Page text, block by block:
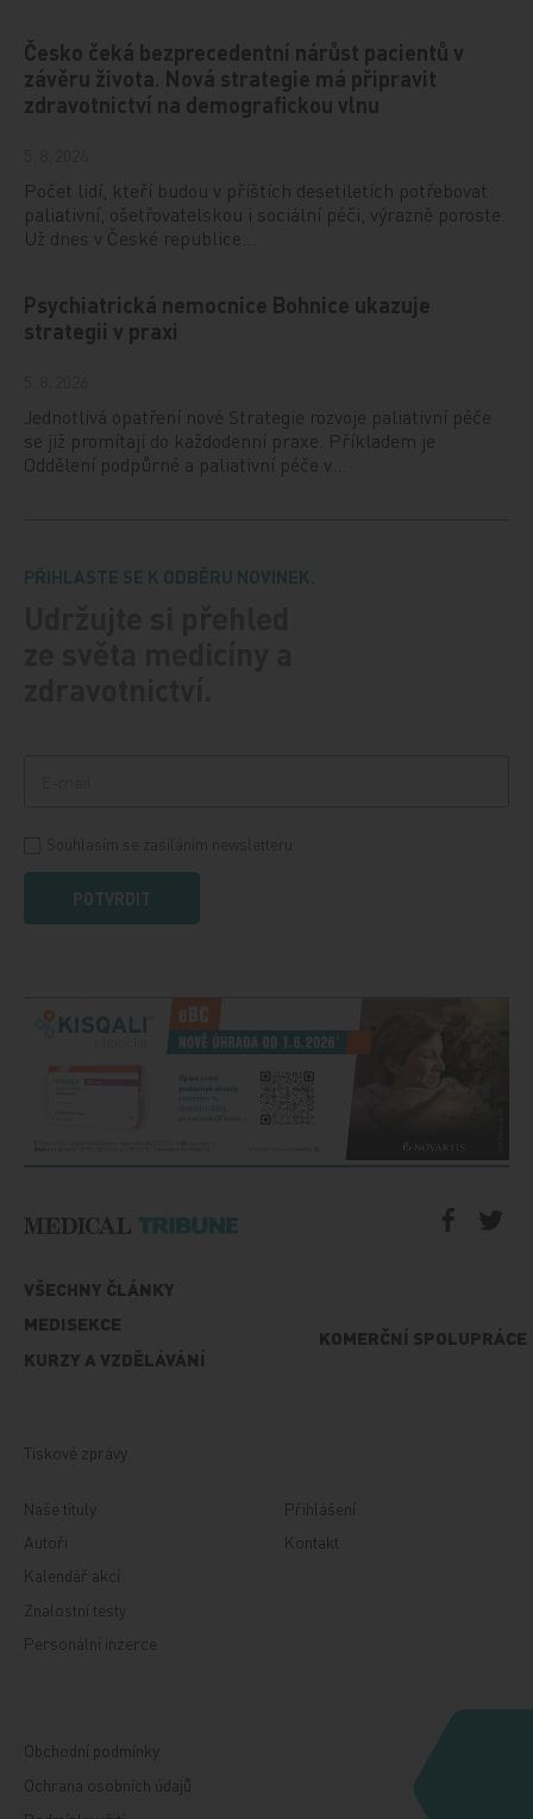
Česko čeká bezprecedentní nárůst pacientů v
závěru života. Nová strategie má připravit
zdravotnictví na demografickou vlnu
Počet lidí, kteří budou v příštích desetiletích potřebovat
paliativní, ošetřovatelskou i sociální péči, výrazně poroste.
Už dnes v České republice…
Psychiatrická nemocnice Bohnice ukazuje
strategii v praxi
Jednotlivá opatření nové Strategie rozvoje paliativní péče
se již promítají do každodenní praxe. Příkladem je
Oddělení podpůrné a paliativní péče v…
PŘIHLASTE SE K ODBĚRU NOVINEK.
POTVRDIT
VŠECHNY ČLÁNKY
MEDISEKCE
KURZY A VZDĚLÁVÁNÍ
KOMERČNÍ SPOLUPRÁCE
Tiskové zprávy
Naše tituly
Autoři
Kalendář akcí
Znalostní testy
Personální inzerce
Přihlášení
Kontakt
Obchodní podmínky
Ochrana osobních údajů